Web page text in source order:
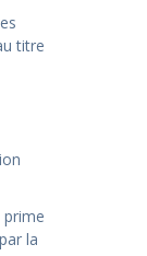
titre
prime
la